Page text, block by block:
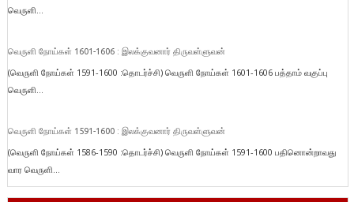
வெருளி...
வெருளி நோய்கள் 1601-1606 : இலக்குவனார் திருவள்ளுவன்
(வெருளி நோய்கள் 1591-1600 :தொடர்ச்சி) வெருளி நோய்கள் 1601-1606 பத்தாம் வகுப்பு
வெருளி...
வெருளி நோய்கள் 1591-1600 : இலக்குவனார் திருவள்ளுவன்
(வெருளி நோய்கள் 1586-1590 :தொடர்ச்சி) வெருளி நோய்கள் 1591-1600 பதினொன்றாவது
வார வெருளி...